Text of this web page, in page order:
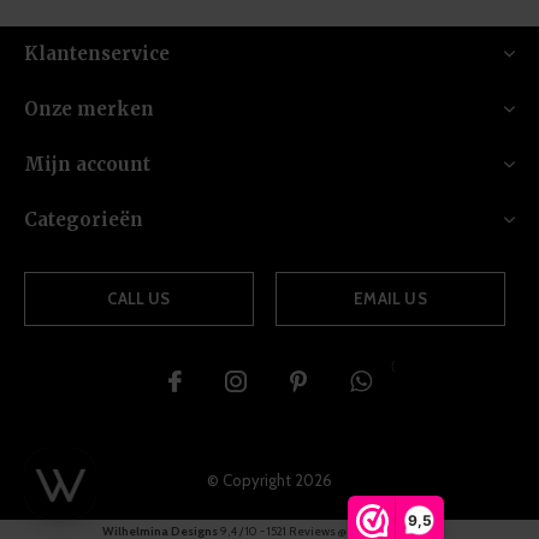
9,5
Klantenservice
Onze merken
Mijn account
Categorieën
CALL US EMAIL US
© Copyright 2026
Wilhelmina Designs 9,4/10 -1521 Reviews @ Webwinkelkeur